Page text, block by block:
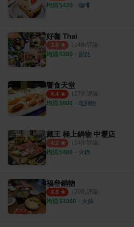
均消 $420 ・ 咖啡
好咖 Thai
3.8 （ 14則評論）
均消 $300 ・ 甜點
饗食天堂
4.4 （ 27則評論）
均消 $900 ・ 吃到飽
藏王 極上鍋物 中壢店
4.2 （ 14則評論）
均消 $400 ・ 火鍋
福叄鍋物
4.8 （ 20則評論）
均消 $1000 ・ 火鍋